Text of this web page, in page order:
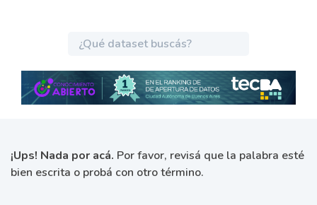
¡Ups! Nada por acá. Por favor, revisá que la palabra esté
bien escrita o probá con otro término.